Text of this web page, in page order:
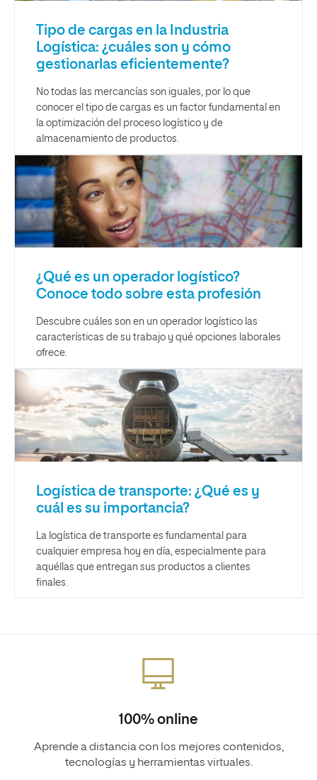
Tipo de cargas en la Industria
Logística: ¿cuáles son y cómo
gestionarlas eficientemente?
No todas las mercancías son iguales, por lo que
conocer el tipo de cargas es un factor fundamental en
la optimización del proceso logístico y de
almacenamiento de productos.
¿Qué es un operador logístico?
Conoce todo sobre esta profesión
Descubre cuáles son en un operador logístico las
características de su trabajo y qué opciones laborales
ofrece.
Logística de transporte: ¿Qué es y
cuál es su importancia?
La logística de transporte es fundamental para
cualquier empresa hoy en día, especialmente para
aquéllas que entregan sus productos a clientes
finales.
100% online
Aprende a distancia con los mejores contenidos,
tecnologías y herramientas virtuales.